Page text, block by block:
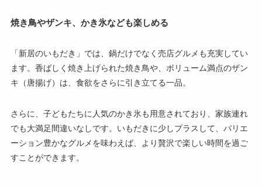
焼き鳥やザンキ、かき氷なども楽しめる
「新居のいもだき」では、鍋だけでなく売店グルメも充実してい
ます。香ばしく焼き上げられた焼き鳥や、ボリューム満点のザン
キ（唐揚げ）は、食欲をさらに引き立てる一品。
さらに、子どもたちに人気のかき氷も用意されており、家族連れ
でも大満足間違いなしです。いもだきに少しプラスして、バリエ
ーション豊かなグルメを味わえば、より贅沢で楽しい時間を過ご
すことができます。